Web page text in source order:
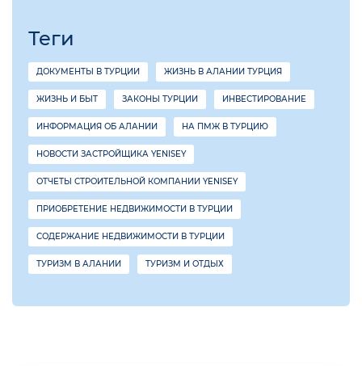
Теги
ДОКУМЕНТЫ В ТУРЦИИ ЖИЗНЬ В АЛАНИИ ТУРЦИЯ
ЖИЗНЬ И БЫТ ЗАКОНЫ ТУРЦИИ ИНВЕСТИРОВАНИЕ
ИНФОРМАЦИЯ ОБ АЛАНИИ НА ПМЖ В ТУРЦИЮ
НОВОСТИ ЗАСТРОЙЩИКА YENISEY
ОТЧЕТЫ СТРОИТЕЛЬНОЙ КОМПАНИИ YENISEY
ПРИОБРЕТЕНИЕ НЕДВИЖИМОСТИ В ТУРЦИИ
СОДЕРЖАНИЕ НЕДВИЖИМОСТИ В ТУРЦИИ
ТУРИЗМ В АЛАНИИ ТУРИЗМ И ОТДЫХ